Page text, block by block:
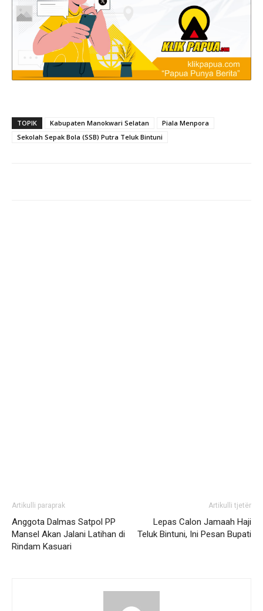
TOPIK Kabupaten Manokwari Selatan
Piala Menpora
Sekolah Sepak Bola (SSB) Putra Teluk Bintuni
Artikulli paraprak
Anggota Dalmas Satpol PP
Mansel Akan Jalani Latihan di
Rindam Kasuari
Artikulli tjetër
Lepas Calon Jamaah Haji
Teluk Bintuni, Ini Pesan Bupati